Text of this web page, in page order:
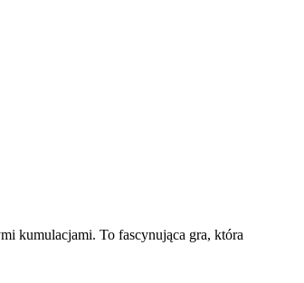
kumulacjami. To fascynująca gra, która